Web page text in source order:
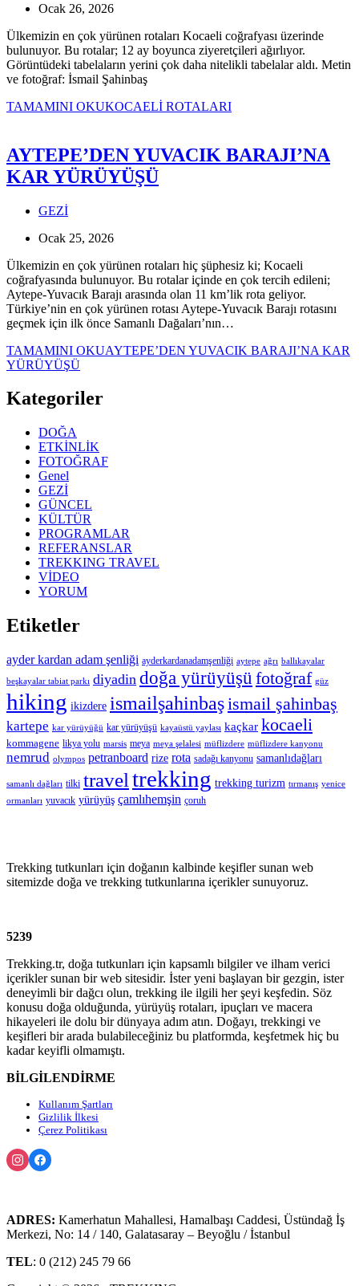
Ocak 26, 2026
Ülkemizin en çok yürünen rotaları Kocaeli coğrafyası üzerinde
bulunuyor. Bu rotalar; 12 ay boyunca ziyeretçileri ağırlıyor.
Görüntüdeki tabelaların yerini çok daha nitelikli tabelalar aldı. Metin
ve fotoğraf: İsmail Şahinbaş
TAMAMINI OKUKOCAELİ ROTALARI
AYTEPE’DEN YUVACIK BARAJI’NA
KAR YÜRÜYÜŞÜ
GEZİ
Ocak 25, 2026
Ülkemizin en çok yürünen rotaları hiç şüphesiz ki; Kocaeli
coğrafyasında bulunuyor. Bu rotalar içinde en çok tercih edileni;
Aytepe-Yuvacık Barajı arasında olan 11 km’lik rota geliyor.
Türkiye’nin en çok yürünen rotası Aytepe-Yuvacık Barajı rotasını
geçmek için ilk önce Samanlı Dağaları’nın…
TAMAMINI OKUAYTEPE’DEN YUVACIK BARAJI’NA KAR
YÜRÜYÜŞÜ
Kategoriler
DOĞA
ETKİNLİK
FOTOĞRAF
Genel
GEZİ
GÜNCEL
KÜLTÜR
PROGRAMLAR
REFERANSLAR
TREKKING TRAVEL
VİDEO
YORUM
Etiketler
ayder kardan adam şenliği ayderkardanadamşenliği aytepe ağrı ballıkayalar
beşkayalar tabiat parkı diyadin doğa yürüyüşü fotoğraf güz
hiking ikizdere ismailşahinbaşismail şahinbaş
kartepe kar yürüyüğü kar yürüyüşü kayaüstü yaylası kaçkar kocaeli
kommagene likya yolu marsis meya meya şelalesi müflizdere müflizdere kanyonu
nemrud olympos petranboard rize rota sadağı kanyonu samanlıdağları
samanlı dağları tilki travel trekking trekking turizm tırmanış yenice
ormanları yuvacık yürüyüş çamlıhemşin çoruh
Trekking tutkunları için doğanın kalbinde keşifler sunan web
sitemizde doğa ve trekking tutkunlarına içerikler sunuyoruz.
5239
Trekking.tr, doğa tutkunları için kapsamlı bilgiler ve ilham verici
içerikler sunan bir web sitesidir. İster yeni başlayan bir gezgin, ister
deneyimli bir dağcı olun, trekking ile ilgili her şeyi keşfedin. Söz
konusu doğa olduğunda, yürüyüş rotaları, ipuçları ve macera
hikayeleri ile dolu bir dünyaya adım atın. Doğayı, trekkingi ve
keşifleri bir arada bulabileceğiniz bu platformda, keşfetmek hiç bu
kadar keyifli olmamıştı.
BİLGİLENDİRME
Kullanım Şartları
Gizlilik İlkesi
Çerez Politikası
ADRES: Kamerhatun Mahallesi, Hamalbaşı Caddesi, Üstündağ İş
Merkezi, No: 14 / 140, Galatasaray – Beyoğlu / İstanbul
TEL: 0 (212) 245 79 66